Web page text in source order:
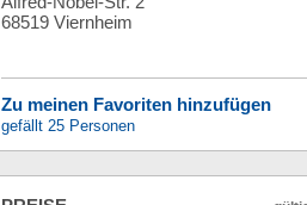
68519 Viernheim
Zu meinen Favoriten hinzufügen
gefällt 25 Personen